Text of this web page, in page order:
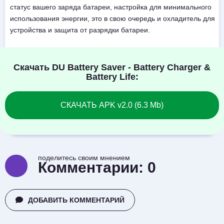
статус вашего заряда батареи, настройка для минимального
использования энергии, это в свою очередь и охладитель для
устройства и защита от разрядки батареи.
Скачать DU Battery Saver - Battery Charger &
Battery Life:
СКАЧАТЬ APK v2.0 (6.3 Mb)
поделитесь своим мнением
Комментарии: 0
ДОБАВИТЬ КОММЕНТАРИЙ